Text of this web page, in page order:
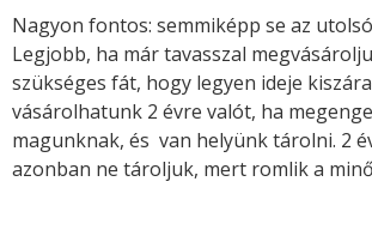
Nagyon fontos: semmiképp se az
Legjobb, ha már tavasszal
szükséges fát, hogy legyen ideje
vásárolhatunk 2 évre valót, ha
magunknak, és van helyünk tárolni. 2
azonban ne tároljuk, mert romlik a